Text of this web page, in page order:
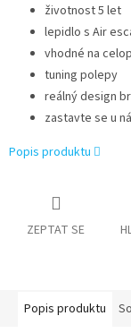
životnost 5 let
lepidlo s Air
vhodné na
tuning polepy
reálný design
zastavte se u
Popis produktu
ZEPTAT SE
Popis produktu